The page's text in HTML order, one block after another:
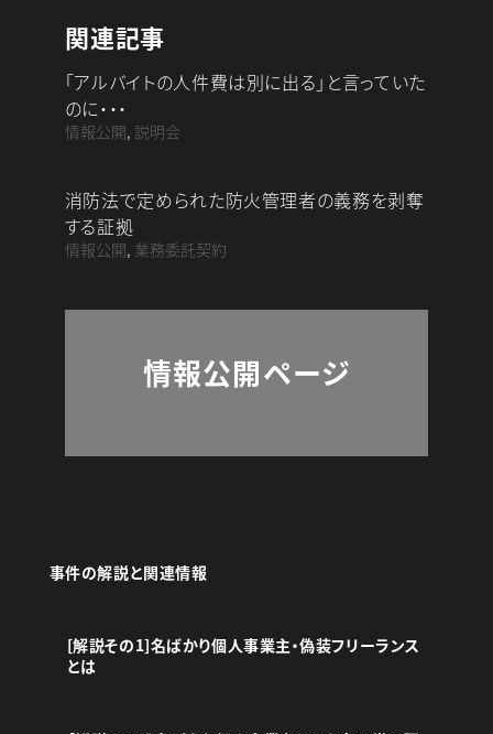
c
b
o
k
n
l
関連記事
「アルバイトの人件費は別に出る」と言っていた
のに・・・
情報公開, 説明会
消防法で定められた防火管理者の義務を剥奪
する証拠
情報公開, 業務委託契約
情報公開ページ
事件の解説と関連情報
[解説その1]名ばかり個人事業主・偽装フリーランス
とは